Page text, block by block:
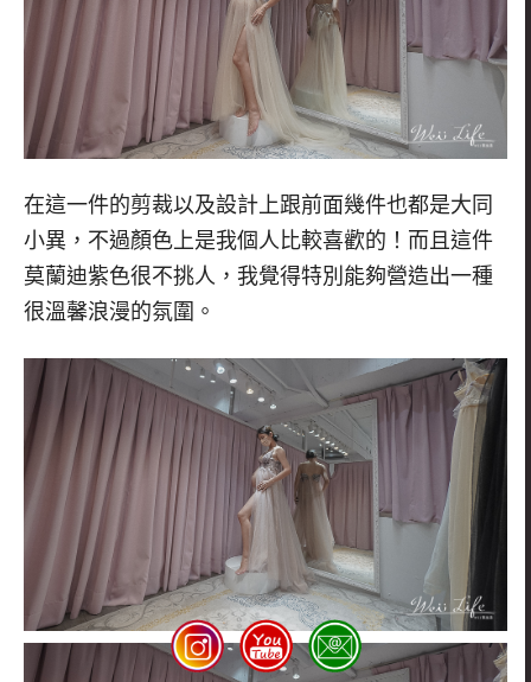
在這一件的剪裁以及設計上跟前面幾件也都是大同
小異，不過顏色上是我個人比較喜歡的！而且這件
莫蘭迪紫色很不挑人，我覺得特別能夠營造出一種
很溫馨浪漫的氛圍。